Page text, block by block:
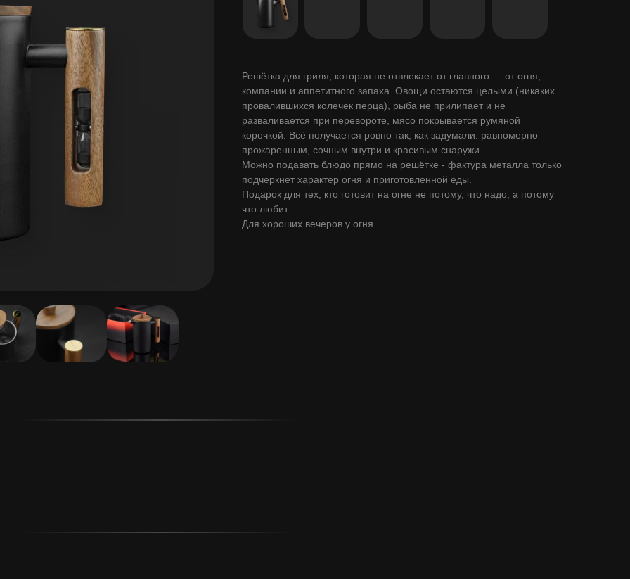
Решётка для гриля, которая не отвлекает от главного — от огня,
компании и аппетитного запаха. Овощи остаются целыми (никаких
провалившихся колечек перца), рыба не прилипает и не
разваливается при перевороте, мясо покрывается румяной
корочкой. Всё получается ровно так, как задумали: равномерно
прожаренным, сочным внутри и красивым снаружи.
Можно подавать блюдо прямо на решётке - фактура металла только
подчеркнет характер огня и приготовленной еды.
Подарок для тех, кто готовит на огне не потому, что надо, а потому
что любит.
Для хороших вечеров у огня.